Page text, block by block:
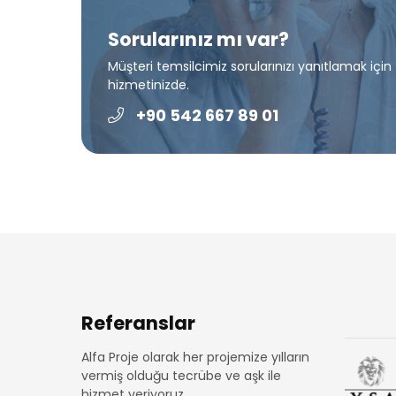
Sorularınız mı var?
Müşteri temsilcimiz sorularınızı yanıtlamak
hizmetinizde.
+90 542 667 89 01
Referanslar
Alfa Proje olarak her projemize yılların
vermiş olduğu tecrübe ve aşk ile